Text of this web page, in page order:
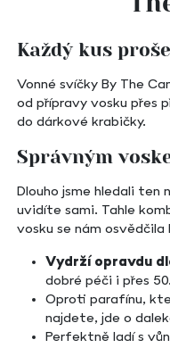
Každý kus
Vonné svíčky By The
od přípravy vosku přes
do dárkové krabičky.
Správným
Dlouho jsme hledali ten
uvidíte sami. Tahle
vosku se nám osvědčila
Vydrží opravdu
dobré péči i přes 50.
Oproti parafínu,
najdete, jde o
Perfektně ladí s